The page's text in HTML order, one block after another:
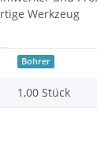
Werkzeug
Bohrer
1,00 Stück